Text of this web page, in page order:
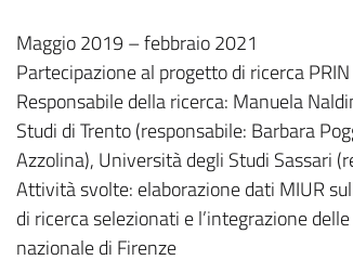
Maggio 2019 – febbraio 2021
Partecipazione al progetto di ricerca
Responsabile della ricerca: Manuela
Studi di Trento (responsabile: Barbara
Azzolina), Università degli Studi Sassari
Attività svolte: elaborazione dati MIUR
di ricerca selezionati e l’integrazione
nazionale di Firenze